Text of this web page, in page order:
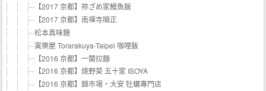
【2017 京都】祢ざめ家鰻魚飯
【2017 京都】南禪寺順正
松本真味糖
寅樂屋 Torarakuya-Taipei 咖哩飯
【2016 京都】一蘭拉麵
【2016 京都】焼野菜 五十家 ISOYA
【2016 京都】錦市場‧大安 牡蠣專門店